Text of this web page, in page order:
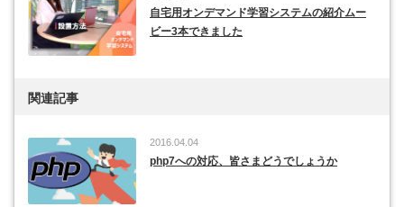
自宅用オンデマンド学習システムの紹介ムー
ビー3本できました
関連記事
2016.04.04
php7への対応、皆さまどうでしょうか